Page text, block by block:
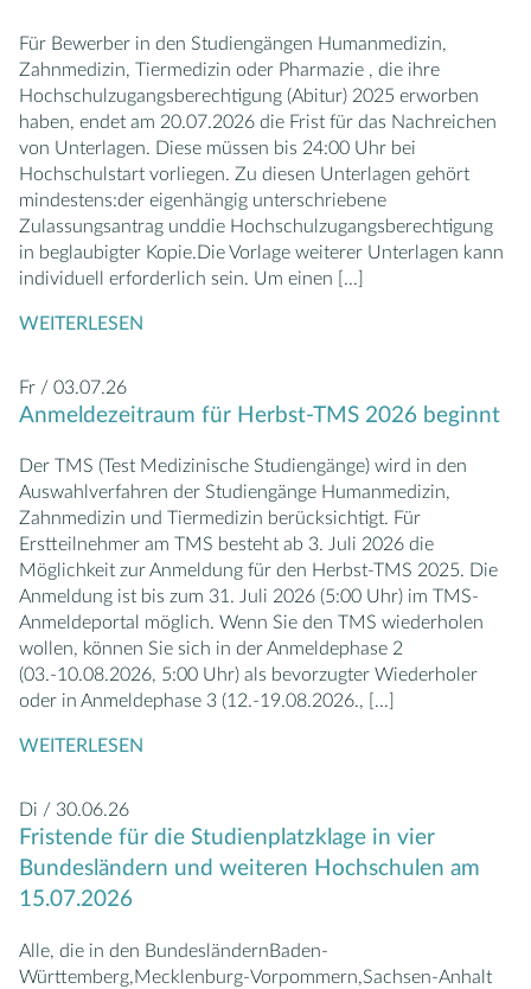
Für Bewerber in den Studiengängen Humanmedizin,
Zahnmedizin, Tiermedizin oder Pharmazie , die ihre
Hochschulzugangsberechtigung (Abitur) 2025 erworben
haben, endet am 20.07.2026 die Frist für das Nachreichen
von Unterlagen. Diese müssen bis 24:00 Uhr bei
Hochschulstart vorliegen. Zu diesen Unterlagen gehört
mindestens:der eigenhängig unterschriebene
Zulassungsantrag unddie Hochschulzugangsberechtigung
in beglaubigter Kopie.Die Vorlage weiterer Unterlagen kann
individuell erforderlich sein. Um einen [...]
WEITERLESEN
Fr / 03.07.26
Anmeldezeitraum für Herbst-TMS 2026 beginnt
Der TMS (Test Medizinische Studiengänge) wird in den
Auswahlverfahren der Studiengänge Humanmedizin,
Zahnmedizin und Tiermedizin berücksichtigt. Für
Erstteilnehmer am TMS besteht ab 3. Juli 2026 die
Möglichkeit zur Anmeldung für den Herbst-TMS 2025. Die
Anmeldung ist bis zum 31. Juli 2026 (5:00 Uhr) im TMS-
Anmeldeportal möglich. Wenn Sie den TMS wiederholen
wollen, können Sie sich in der Anmeldephase 2
(03.-10.08.2026, 5:00 Uhr) als bevorzugter Wiederholer
oder in Anmeldephase 3 (12.-19.08.2026., [...]
WEITERLESEN
Di / 30.06.26
Fristende für die Studienplatzklage in vier
Bundesländern und weiteren Hochschulen am
15.07.2026
Alle, die in den BundesländernBaden-
Württemberg,Mecklenburg-Vorpommern,Sachsen-Anhalt